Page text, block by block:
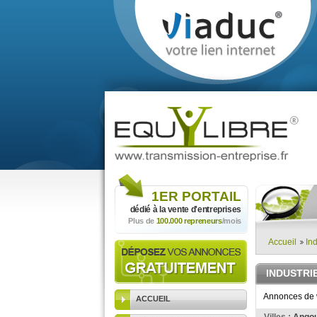
1ER PORTAIL
dédié à la vente d'entreprises
Plus de 100.000 repreneurs/mois
ACCUEIL
Accueil
Annonces de